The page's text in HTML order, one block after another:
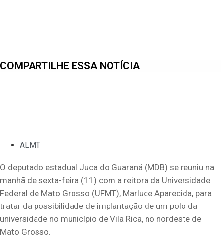
COMPARTILHE ESSA NOTÍCIA
ALMT
O deputado estadual Juca do Guaraná (MDB) se reuniu na
manhã de sexta-feira (11) com a reitora da Universidade
Federal de Mato Grosso (UFMT), Marluce Aparecida, para
tratar da possibilidade de implantação de um polo da
universidade no município de Vila Rica, no nordeste de
Mato Grosso.